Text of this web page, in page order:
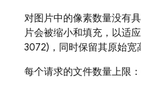
对图片中的像素数量没有
片会被缩小和填充，以适
3072)，同时保留其原始宽
每个请求的文件数量上限